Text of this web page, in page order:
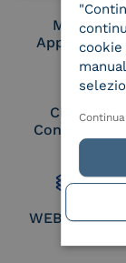
Membro
Approved
Cloud
Consortium
WEBUILD
cookie